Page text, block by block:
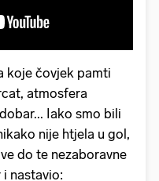
koje čovjek pamti
atmosfera
Iako smo bili
nije htjela u gol,
do te nezaboravne
nastavio: